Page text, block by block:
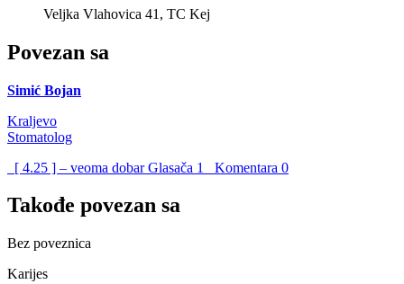
Veljka Vlahovica 41, TC Kej
Povezan sa
Simić Bojan
Kraljevo
Stomatolog
[ 4.25 ] – veoma dobarGlasača 1 Komentara 0
Takođe povezan sa
Bez poveznica
Karijes